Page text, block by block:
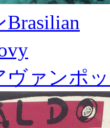
Brasilian
ヴァンポ